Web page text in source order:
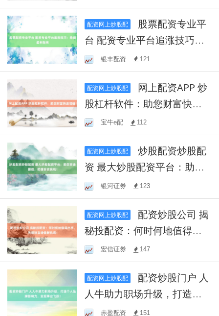
配资网上炒股配
台 配资专业平台追涨技巧：
稳健盈利指南
银丰配资 121
配资网上炒股配
股杠杆软件：助您财富快速
增值！
宝牛e配 112
配资网上炒股配
炒股配资炒股配
资 最大炒股配资平台：助您
资金翻倍，把握投资良机！
银河证券 123
配资网上炒股配
秘投配资：何时何地值得出
手，把握财富增值新机遇！
宏信证券 147
配资网上炒股配
人牛助力职场升级，打造个
人品牌影响力，实现事业飞
赤盈配资 151